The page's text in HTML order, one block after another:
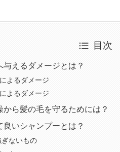
目次
えるダメージとは？
よるダメージ
よるダメージ
ら髪の毛を守るためには？
いシャンプーとは？
ないもの